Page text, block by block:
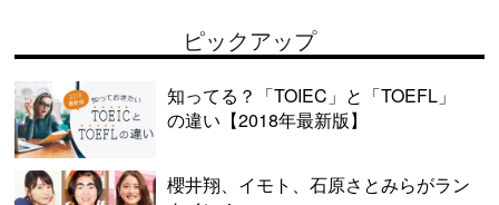
ピックアップ
知ってる？「TOIEC」と「TOEFL」
の違い【2018年最新版】
櫻井翔、イモト、石原さとみらがラン